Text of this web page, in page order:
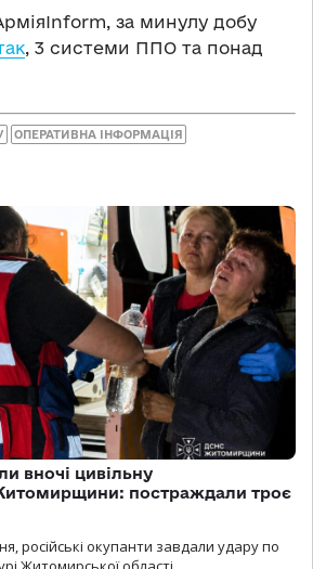
за минулу добу
, 3 системи ППО та понад
ОПЕРАТИВНА ІНФОРМАЦІЯ
вночі цивільну
постраждали троє
російські окупанти завдали удару по